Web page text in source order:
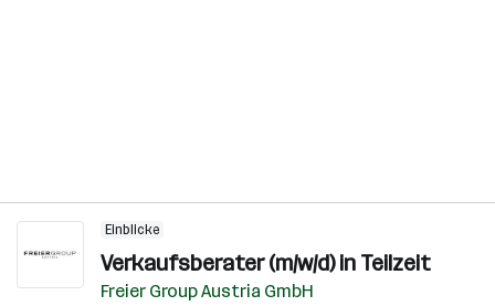
Einblicke
Verkaufsberater (m/w/d) in Teilzeit
Freier Group Austria GmbH